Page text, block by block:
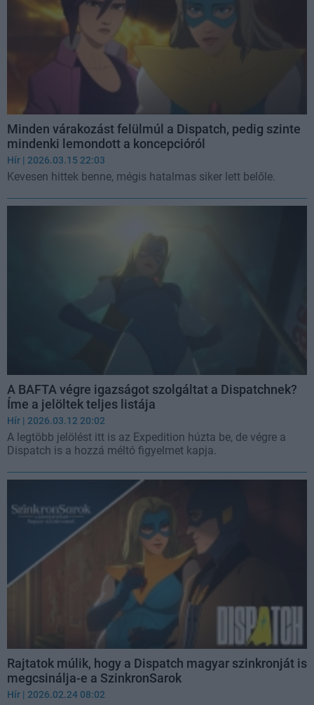
Minden várakozást felülmúl a Dispatch, pedig szinte
mindenki lemondott a koncepcióról
Hír | 2026.03.15 22:03
Kevesen hittek benne, mégis hatalmas siker lett belőle.
A BAFTA végre igazságot szolgáltat a Dispatchnek?
Íme a jelöltek teljes listája
Hír | 2026.03.12 20:02
A legtöbb jelölést itt is az Expedition húzta be, de végre a
Dispatch is a hozzá méltó figyelmet kapja.
Rajtatok múlik, hogy a Dispatch magyar szinkronját is
megcsinálja-e a SzinkronSarok
Hír | 2026.02.24 08:02